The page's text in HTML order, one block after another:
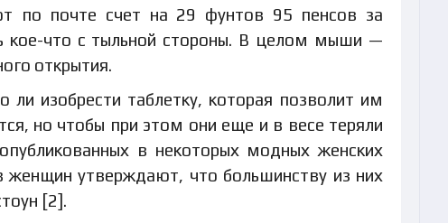
по почте счет на 29 фунтов 95 пенсов за
кое-что с тыльной стороны. В целом мыши —
открытия.
изобрести таблетку, которая позволит им
но чтобы при этом они еще и в весе теряли
в некоторых модных женских
женщин утверждают, что большинству из них
[2].